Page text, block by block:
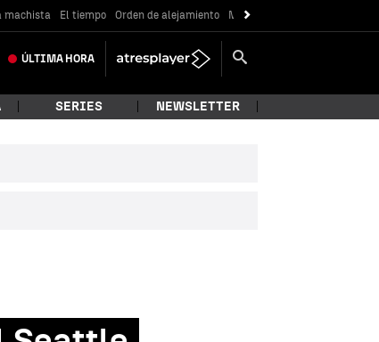
machista El tiempo Orden de alejamiento Messi
ÚLTIMA HORA
SERIES NEWSLETTER